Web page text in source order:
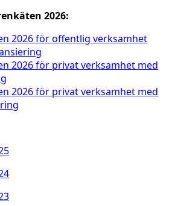
2026:
2026 för offentlig verksamhet
2026 för privat verksamhet med
2026 för privat verksamhet med